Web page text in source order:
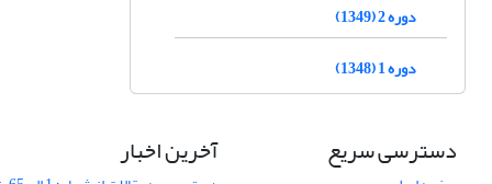
دوره 2 (1349)
دوره 1 (1348)
دسترسی سریع آخرین اخبار